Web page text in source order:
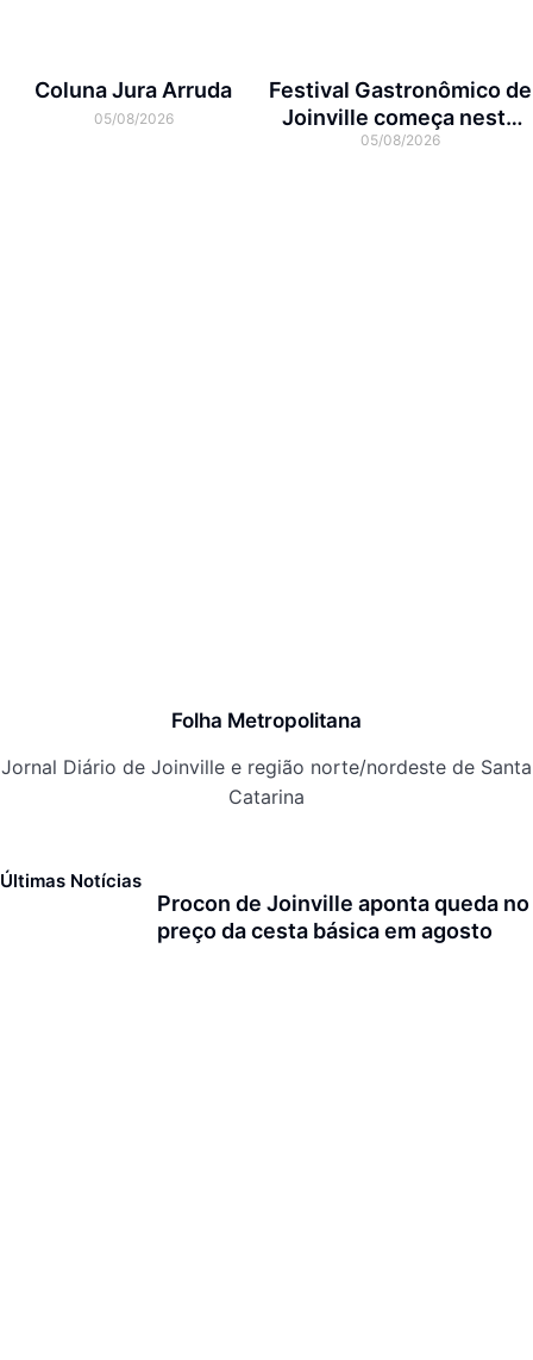
Coluna Jura Arruda
05/08/2026
Festival Gastronômico de
Joinville começa nesta
quarta-feira com menus
05/08/2026
Folha Metropolitana
Jornal Diário de Joinville e região norte/nordeste de Santa
Catarina
Últimas Notícias
Procon de Joinville aponta queda no
preço da cesta básica em agosto